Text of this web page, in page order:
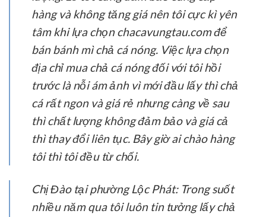
hàng và không tăng giá nên tôi cực kì yên
tâm khi lựa chọn chacavungtau.com để
bán bánh mì chả cá nóng. Việc lựa chọn
địa chỉ mua chả cá nóng đối với tôi hồi
trước là nỗi ám ảnh vì mới đầu lấy thì chả
cá rất ngon và giá rẻ nhưng càng về sau
thì chất lượng không đảm bảo và giá cả
thì thay đổi liên tục. Bây giờ ai chào hàng
tôi thì tôi đều từ chối.
Chị Đào tại phường Lộc Phát:Trong suốt
nhiều năm qua tôi luôn tin tưởng lấy chả